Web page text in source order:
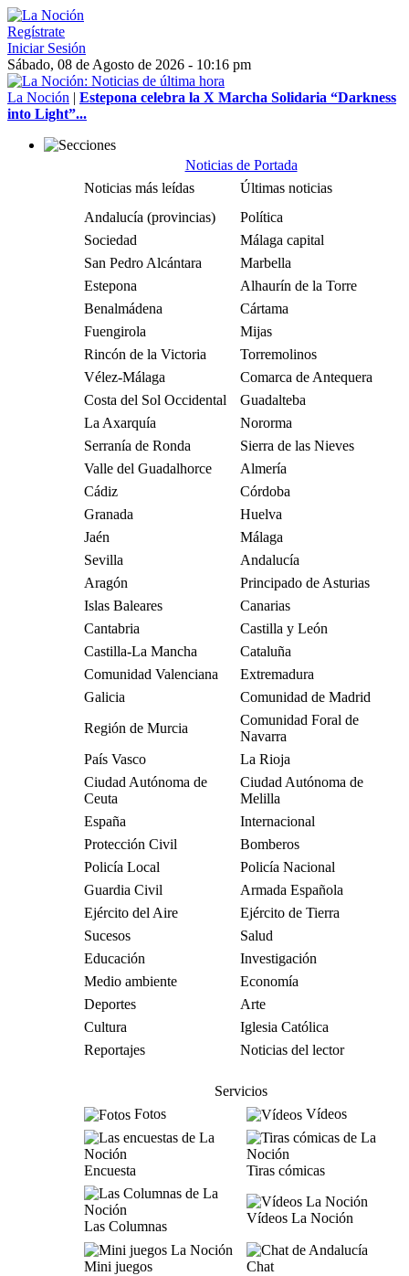
Regístrate
Iniciar Sesión
Sábado, 08 de Agosto de 2026 - 10:16 pm
La Noción | Estepona celebra la X Marcha Solidaria “Darkness
into Light”...
Noticias de Portada
Noticias más leídas
Últimas noticias
Andalucía (provincias)
Política
Sociedad
Málaga capital
San Pedro Alcántara
Marbella
Estepona
Alhaurín de la Torre
Benalmádena
Cártama
Fuengirola
Mijas
Rincón de la Victoria
Torremolinos
Vélez-Málaga
Comarca de Antequera
Costa del Sol Occidental
Guadalteba
La Axarquía
Nororma
Serranía de Ronda
Sierra de las Nieves
Valle del Guadalhorce
Almería
Cádiz
Córdoba
Granada
Huelva
Jaén
Málaga
Sevilla
Andalucía
Aragón
Principado de Asturias
Islas Baleares
Canarias
Cantabria
Castilla y León
Castilla-La Mancha
Cataluña
Comunidad Valenciana
Extremadura
Galicia
Comunidad de Madrid
Región de Murcia
Comunidad Foral de
Navarra
País Vasco
La Rioja
Ciudad Autónoma de
Ceuta
Ciudad Autónoma de
Melilla
España
Internacional
Protección Civil
Bomberos
Policía Local
Policía Nacional
Guardia Civil
Armada Española
Ejército del Aire
Ejército de Tierra
Sucesos
Salud
Educación
Investigación
Medio ambiente
Economía
Deportes
Arte
Cultura
Iglesia Católica
Reportajes
Noticias del lector
Servicios
Fotos
Vídeos
Encuesta Tiras cómicas
Las Columnas
Vídeos La Noción
Mini juegos
Chat